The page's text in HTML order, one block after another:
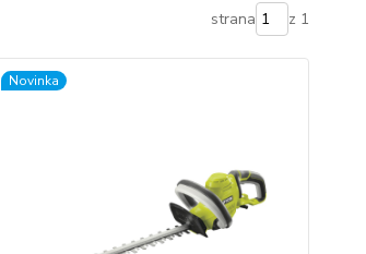
strana z 1
Novinka